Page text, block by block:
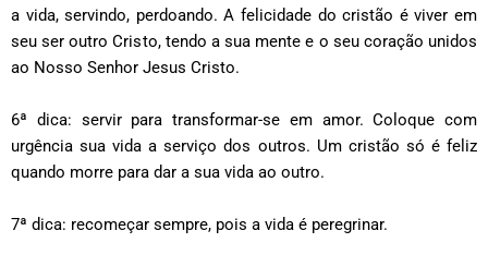
a vida, servindo, perdoando. A felicidade do cristão é viver em
seu ser outro Cristo, tendo a sua mente e o seu coração unidos
ao Nosso Senhor Jesus Cristo.
6ª dica: servir para transformar-se em amor. Coloque com
urgência sua vida a serviço dos outros. Um cristão só é feliz
quando morre para dar a sua vida ao outro.
7ª dica: recomeçar sempre, pois a vida é peregrinar.